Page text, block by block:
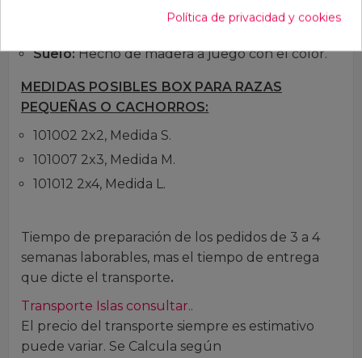
están galvanizados y con recubrimiento en
Suelo:Hecho de madera a juego con el color.
MEDIDAS POSIBLES BOX PARA RAZAS
PEQUEÑAS O CACHORROS:
101002 2x2, Medida S.
101007 2x3, Medida M.
101012 2x4, Medida L.
Tiempo de preparación de los pedidos de 3 a 4
semanas laborables, mas el tiempo de entrega
que dicte el transporte.
Transporte Islas consultar..
El precio del transporte siempre es estimativo
puede variar. Se Calcula según
Política de privacidad y cookies